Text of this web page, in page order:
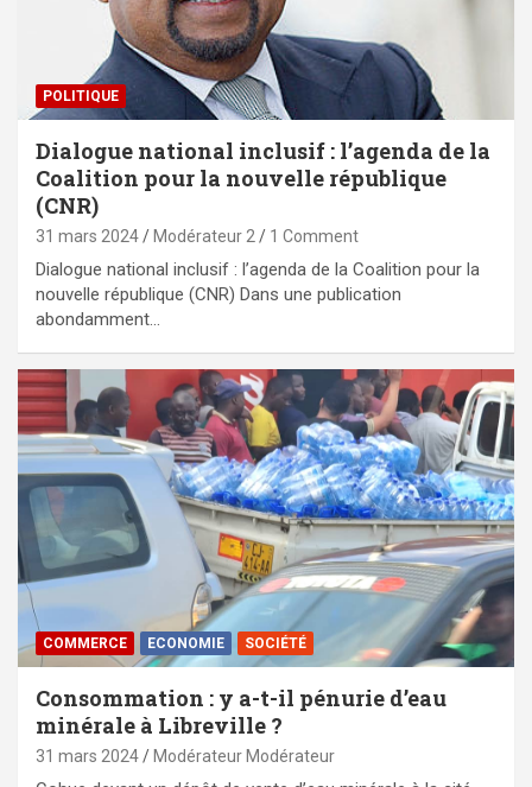
POLITIQUE
Dialogue national inclusif : l’agenda de la
Coalition pour la nouvelle république
(CNR)
31 mars 2024 Modérateur 2 1 Comment
Dialogue national inclusif : l’agenda de la Coalition pour la
nouvelle république (CNR) Dans une publication
abondamment…
COMMERCE ECONOMIE SOCIÉTÉ
Consommation : y a-t-il pénurie d’eau
minérale à Libreville ?
31 mars 2024 Modérateur Modérateur